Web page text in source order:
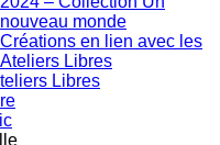
nouveau monde
Créations en lien avec les
Ateliers Libres
Libres